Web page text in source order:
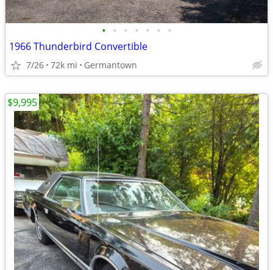
• • • • • • •
1966 Thunderbird Convertible
7/26 72k mi Germantown
$9,995